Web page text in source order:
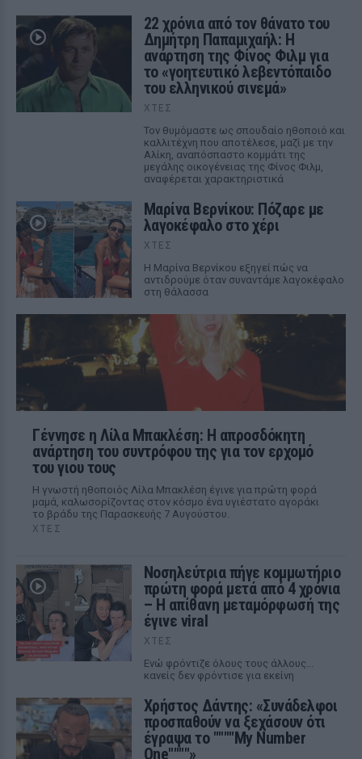
22 χρόνια από τον θάνατο του
Δημήτρη Παπαμιχαήλ: Η
ανάρτηση της Φίνος Φιλμ για
το «γοητευτικό λεβεντόπαιδο
του ελληνικού σινεμά»
ΧΤΕΣ
Τον θυμόμαστε ως σπουδαίο ηθοποιό και
καλλιτέχνη που αποτέλεσε, μαζί με την
Αλίκη, αναπόσπαστο κομμάτι της
μεγάλης οικογένειας της Φίνος Φιλμ,
αναφέρεται χαρακτηριστικά
Μαρίνα Βερνίκου: Πόζαρε με
λαγοκέφαλο στο χέρι
ΧΤΕΣ
Η Μαρίνα Βερνίκου εξηγεί πώς να
αντιδρούμε όταν συναντάμε λαγοκέφαλο
στη θάλασσα
Γέννησε η Λίλα Μπακλέση: Η απροσδόκητη
ανάρτηση του συντρόφου της για τον ερχομό
του γιου τους
Η γνωστή ηθοποιός Λίλα Μπακλέση έγινε για πρώτη φορά
μαμά, καλωσορίζοντας στον κόσμο ένα υγιέστατο αγοράκι
το βράδυ της Παρασκευής 7 Αυγούστου.
ΧΤΕΣ
Νοσηλεύτρια πήγε κομμωτήριο
πρώτη φορά μετά από 4 χρόνια
– Η απίθανη μεταμόρφωσή της
έγινε viral
ΧΤΕΣ
Ενώ φρόντιζε όλους τους άλλους...
κανείς δεν φρόντισε για εκείνη
Χρήστος Δάντης: «Συνάδελφοι
προσπαθούν να ξεχάσουν ότι
έγραψα το """"My Number
One""""»